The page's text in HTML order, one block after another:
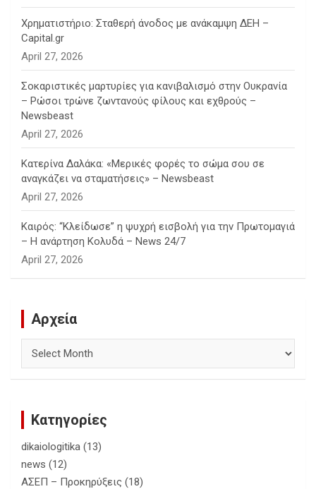
Χρηματιστήριο: Σταθερή άνοδος με ανάκαμψη ΔΕΗ –
Capital.gr
April 27, 2026
Σοκαριστικές μαρτυρίες για κανιβαλισμό στην Ουκρανία
– Ρώσοι τρώνε ζωντανούς φίλους και εχθρούς –
Newsbeast
April 27, 2026
Κατερίνα Δαλάκα: «Μερικές φορές το σώμα σου σε
αναγκάζει να σταματήσεις» – Newsbeast
April 27, 2026
Καιρός: “Κλείδωσε” η ψυχρή εισβολή για την Πρωτομαγιά
– Η ανάρτηση Κολυδά – News 24/7
April 27, 2026
Αρχεία
Κατηγορίες
dikaiologitika (13)
news (12)
ΑΣΕΠ – Προκηρύξεις (18)